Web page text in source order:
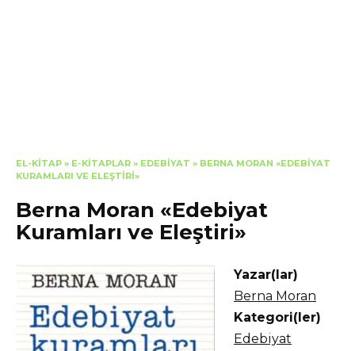
EL-KITAP » E-KITAPLAR » EDEBIYAT » BERNA MORAN «EDEBIYAT
KURAMLARI VE ELEŞTIRI»
Berna Moran «Edebiyat
Kuramları ve Eleştiri»
Yazar(lar)
Berna Moran
Kategori(ler)
Edebiyat